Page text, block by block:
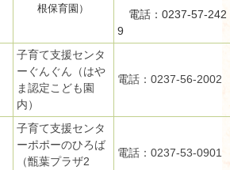
根保育園）
電話：0237-57-242
9
子育て支援センタ
ーぐんぐん（はや
ま認定こども園
内）
電話：0237-56-2002
子育て支援センタ
ーポポーのひろば
（甑葉プラザ2
電話：0237-53-0901